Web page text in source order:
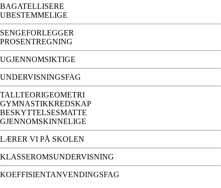
BAGATELLISERE
UBESTEMMELIGE
SENGEFORLEGGER
PROSENTREGNING
UGJENNOMSIKTIGE
UNDERVISNINGSFAG
TALLTEORIGEOMETRI
GYMNASTIKKREDSKAP
BESKYTTELSESMATTE
GJENNOMSKINNELIGE
LÆRER VI PÅ SKOLEN
KLASSEROMSUNDERVISNING
KOEFFISIENTANVENDINGSFAG